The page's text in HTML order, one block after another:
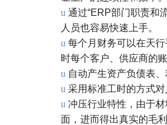
u 通过“ERP部门职责和
人员也容易快速上手。
u 每个月财务可以在天
时每个客户、供应商的
u 自动产生资产负债表
u 采用标准工时的方式
u 冲压行业特性，由于
面，进而得出真实的毛利